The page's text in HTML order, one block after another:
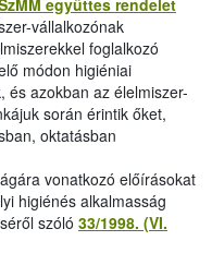
együttes rendelet
vállalkozónak
foglalkozó
módon higiéniai
és azokban az élelmiszer-
során érintik őket,
oktatásban
vonatkozó előírásokat
higiénés alkalmasság
szóló 33/1998. (VI.